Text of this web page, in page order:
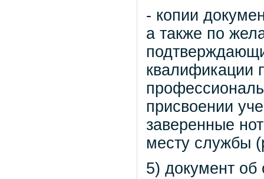
- копии
а также по
квалификации
присвоении
заверенные
месту службы
5) документ об